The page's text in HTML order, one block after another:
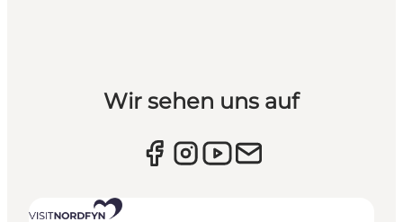
Wir sehen uns auf